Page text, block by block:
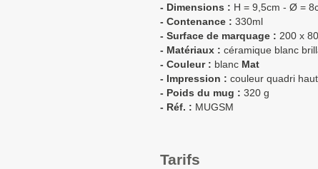
- Dimensions : H = 9,5cm - Ø =
- Contenance : 330ml
- Surface de marquage : 200 x
- Matériaux : céramique blanc
- Couleur : blanc Mat
- Impression : couleur quadri
- Poids du mug : 320 g
- Réf. : MUGSM
Tarifs